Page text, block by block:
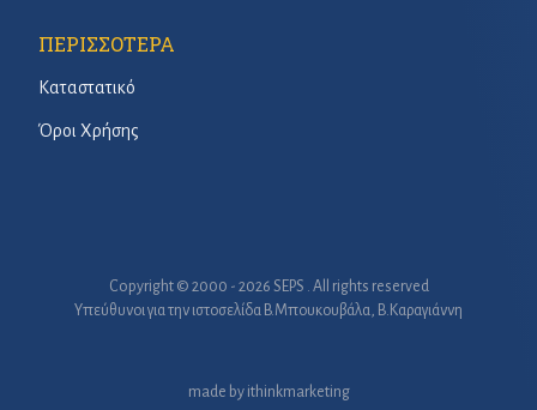
ΠΕΡΙΣΣΟΤΕΡΑ
Καταστατικό
Όροι Χρήσης
Copyright © 2000 - 2026 SEPS . All rights reserved
Υπεύθυνοι για την ιστοσελίδα B.Μπουκουβάλα, Β.Καραγιάννη
made by ithinkmarketing